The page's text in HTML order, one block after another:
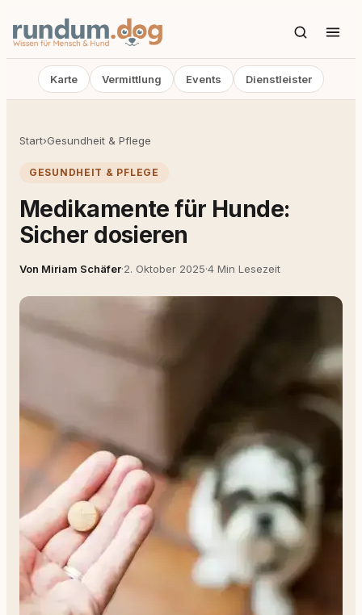
Karte Vermittlung Events Dienstleister
Start›Gesundheit & Pflege
GESUNDHEIT & PFLEGE
Medikamente für Hunde:
Sicher dosieren
Von Miriam Schäfer·2. Oktober 2025·4 Min Lesezeit